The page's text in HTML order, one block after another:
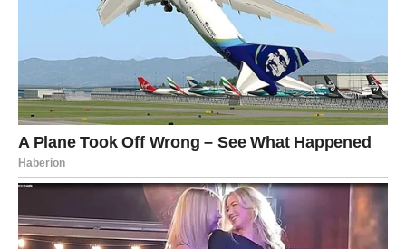
zaista slučaj.
Jedna poruka ili poziv tokom večeri mogu vam potpuno
promeniti raspoloženje.